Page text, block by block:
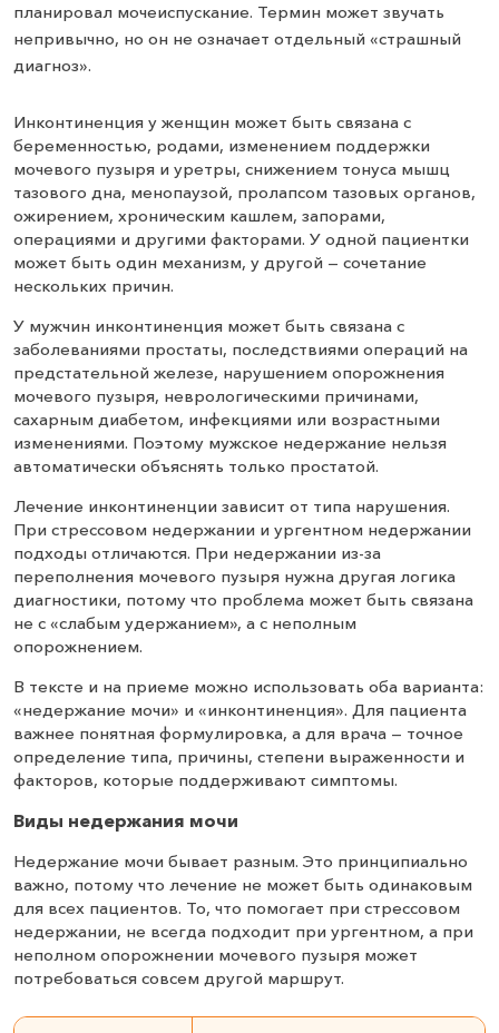
планировал мочеиспускание. Термин может звучать
непривычно, но он не означает отдельный «страшный
диагноз».
Инконтиненция у женщин может быть связана с
беременностью, родами, изменением поддержки
мочевого пузыря и уретры, снижением тонуса мышц
тазового дна, менопаузой, пролапсом тазовых органов,
ожирением, хроническим кашлем, запорами,
операциями и другими факторами. У одной пациентки
может быть один механизм, у другой — сочетание
нескольких причин.
У мужчин инконтиненция может быть связана с
заболеваниями простаты, последствиями операций на
предстательной железе, нарушением опорожнения
мочевого пузыря, неврологическими причинами,
сахарным диабетом, инфекциями или возрастными
изменениями. Поэтому мужское недержание нельзя
автоматически объяснять только простатой.
Лечение инконтиненции зависит от типа нарушения.
При стрессовом недержании и ургентном недержании
подходы отличаются. При недержании из-за
переполнения мочевого пузыря нужна другая логика
диагностики, потому что проблема может быть связана
не с «слабым удержанием», а с неполным
опорожнением.
В тексте и на приеме можно использовать оба варианта:
«недержание мочи» и «инконтиненция». Для пациента
важнее понятная формулировка, а для врача — точное
определение типа, причины, степени выраженности и
факторов, которые поддерживают симптомы.
Виды недержания мочи
Недержание мочи бывает разным. Это принципиально
важно, потому что лечение не может быть одинаковым
для всех пациентов. То, что помогает при стрессовом
недержании, не всегда подходит при ургентном, а при
неполном опорожнении мочевого пузыря может
потребоваться совсем другой маршрут.